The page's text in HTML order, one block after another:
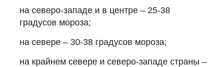
на северо-западе и в центре – 25-38
градусов мороза;
на севере – 30-38 градусов мороза;
на крайнем севере и северо-западе страны –